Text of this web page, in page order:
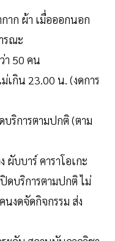
าก ผ้า เมื่อออกนอก
รณะ
า 50 คน
เกิน 23.00 น. (งดการ
บริการตามปกติ (ตาม
บบาร์ คาราโอเกะ
ดบริการตามปกติ ไม่
งดจัดกิจกรรม ส่ง